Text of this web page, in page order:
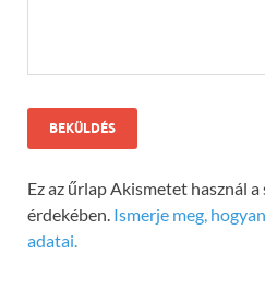
Ez az űrlap Akismetet használ
érdekében. Ismerje meg,
adatai.